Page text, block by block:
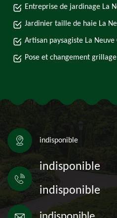
Entreprise de jardinage La
Jardinier taille de haie La
Artisan paysagiste La Neuve
Pose et changement
indisponible
indisponible
indisponible